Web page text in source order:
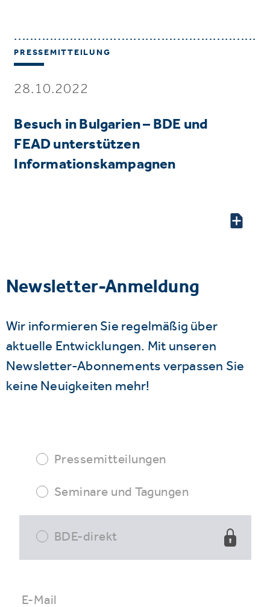
PRESSEMITTEILUNG
28.10.2022
Besuch in Bulgarien – BDE und
FEAD unterstützen
Informationskampagnen
Newsletter-Anmeldung
Wir informieren Sie regelmäßig über
aktuelle Entwicklungen. Mit unseren
Newsletter-Abonnements verpassen Sie
keine Neuigkeiten mehr!
Pressemitteilungen
Seminare und Tagungen
BDE-direkt